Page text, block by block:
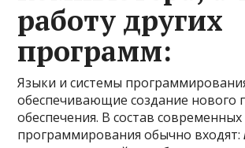
работу других
программ:
Языки и системы
обеспечивающие создание нового
обеспечения. В состав современных
программирования обычно входят: